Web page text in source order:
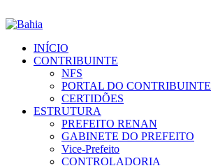
INÍCIO
CONTRIBUINTE
NFS
PORTAL DO CONTRIBUINTE
CERTIDÕES
ESTRUTURA
PREFEITO RENAN
GABINETE DO PREFEITO
Vice-Prefeito
CONTROLADORIA